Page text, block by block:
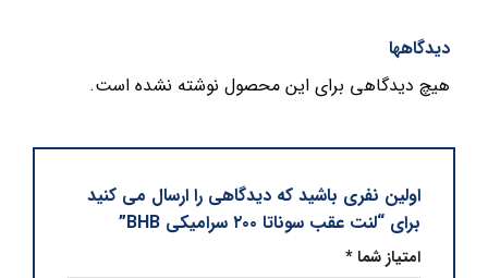
دیدگاهها
هیچ دیدگاهی برای این محصول نوشته نشده است.
اولین نفری باشید که دیدگاهی را ارسال می کنید
برای “لنت عقب سوناتا ۲۰۰ سرامیکی BHB”
امتیاز شما*